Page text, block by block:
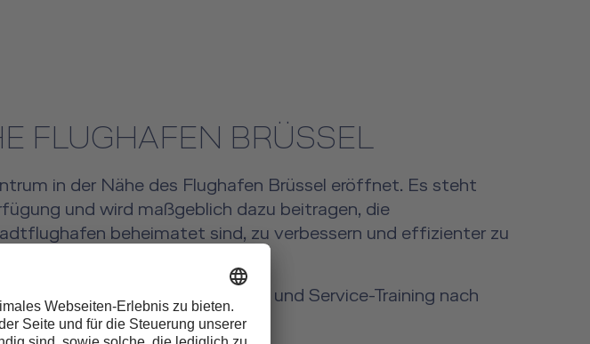
FLUGHAFEN BRÜSSEL
in der Nähe des Flughafen Brüssel eröffnet. Es steht
und wird maßgeblich dazu beitragen, die
beheimatet sind, zu verbessern und effizienter zu
auf denen das Safety und Service-Training nach